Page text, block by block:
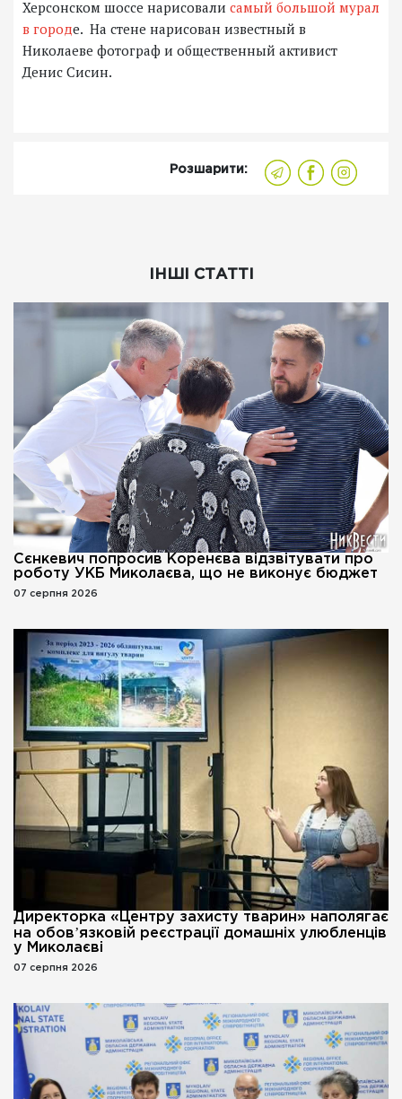
Херсонском шоссе нарисовали самый большой мурал
в городе. На стене нарисован известный в
Николаеве фотограф и общественный активист
Денис Сисин.
Розшарити:
ІНШІ СТАТТІ
Сєнкевич попросив Коренєва відзвітувати про
роботу УКБ Миколаєва, що не виконує бюджет
07 серпня 2026
Директорка «Центру захисту тварин» наполягає
на обовʼязковій реєстрації домашніх улюбленців
у Миколаєві
07 серпня 2026